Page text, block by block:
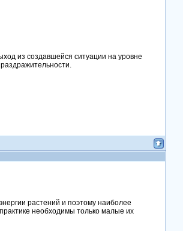
из создавшейся ситуации на уровне
растений и поэтому наиболее
необходимы только малые их